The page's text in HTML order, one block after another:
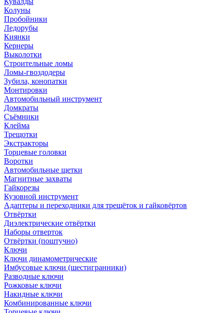
Колуны
Пробойники
Ледорубы
Киянки
Кернеры
Выколотки
Строительные ломы
Ломы-гвоздодеры
Зубила, конопатки
Монтировки
Автомобильный инструмент
Домкраты
Съёмники
Клейма
Трещотки
Экстракторы
Торцевые головки
Воротки
Автомобильные щетки
Магнитные захваты
Гайкорезы
Кузовной инструмент
Адаптеры и переходники для трещёток и гайковёртов
Отвёртки
Диэлектрические отвёртки
Наборы отверток
Отвёртки (поштучно)
Ключи
Ключи динамометрические
Имбусовые ключи (шестигранники)
Разводные ключи
Рожковые ключи
Накидные ключи
Комбинированные ключи